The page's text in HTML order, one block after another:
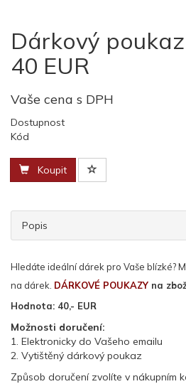
Dárkový
40 EUR
Vaše cena s DPH
Dostupnost
Kód
Koupit
Popis
Hledáte ideální dárek pro Vaše blízké?
na dárek. DÁRKOVÉ POUKAZY na
Hodnota: 40,- EUR
Možnosti doručení:
1. Elektronicky do Vašeho emailu
2. Vytištěný dárkový poukaz
Způsob doručení zvolíte v nákupním